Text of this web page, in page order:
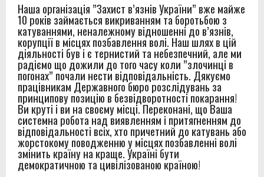
Наша організація ”Захист в’язнів України” вже майже
10 років займається викриванням та боротьбою з
катуваннями, неналежному відношенні до в’язнів,
корупції в місцях позбавлення волі. Наш шлях в цій
діяльності був і є тернистий та небезпечний, але ми
радіємо що дожили до того часу коли ”злочинці в
погонах” почали нести відповідальність. Дякуємо
працівникам Державного бюро розслідувань за
принципову позицію в безвідворотності покарання!
Ви круті і ви на своєму місці. Переконані, що Ваша
системна робота над виявленням і притягненням до
відповідальності всіх, хто причетний до катувань або
жорстокому поводженню у місцях позбавленні волі
змінить країну на краще. Україні бути
демократичною та цивілізованою країною!